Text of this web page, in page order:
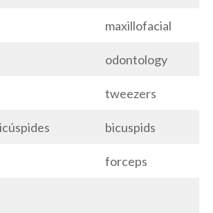
maxillofacial
odontology
tweezers
bicuspids
forceps